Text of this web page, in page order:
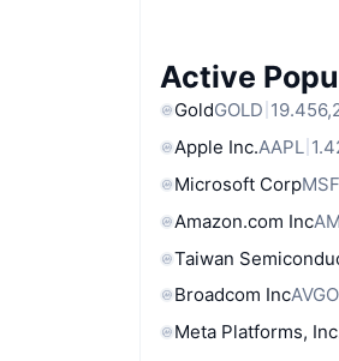
Active
GoldGOLD
Apple Inc.AAPL
Microsoft Corp
Amazon.com Inc
Taiwan
Broadcom IncAVGO
Meta Platforms,